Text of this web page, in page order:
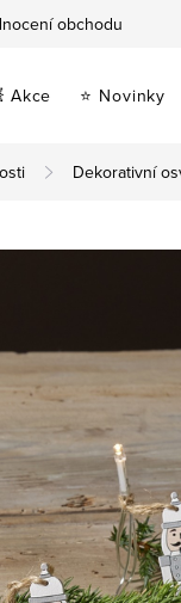
obchodu
Akce ⭐ Novinky
Dekorativní